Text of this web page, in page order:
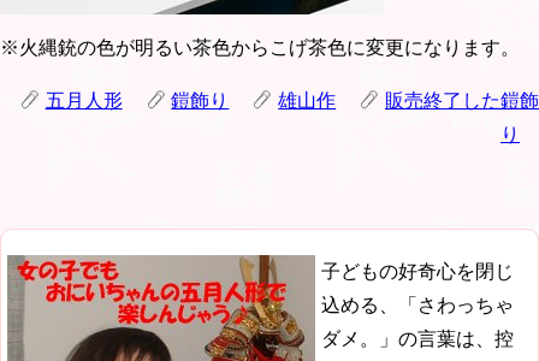
※火縄銃の色が明るい茶色からこげ茶色に変更になります。
五月人形 鎧飾り 雄山作
販売終了した鎧飾
り
子どもの好奇心を閉じ
込める、「さわっちゃ
ダメ。」の言葉は、控